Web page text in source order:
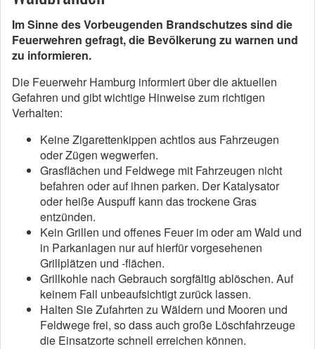
Im Sinne desVorbeugenden Brandschutzes sind die
Feuerwehren gefragt, die Bevölkerung zu warnen und
zu informieren.
Die Feuerwehr Hamburg informiert über die aktuellen
Gefahren und gibt wichtige Hinweise zum richtigen
Verhalten:
Keine Zigarettenkippen achtlos aus Fahrzeugen
oder Zügen wegwerfen.
Grasflächen und Feldwege mit Fahrzeugen nicht
befahren oder auf ihnen parken. Der Katalysator
oder heiße Auspuff kann das trockene Gras
entzünden.
Kein Grillen und offenes Feuer im oder am Wald und
in Parkanlagen nur auf hierfür vorgesehenen
Grillplätzen und -flächen.
Grillkohle nach Gebrauch sorgfältig ablöschen. Auf
keinem Fall unbeaufsichtigt zurück lassen.
Halten Sie Zufahrten zu Wäldern und Mooren und
Feldwege frei, so dass auch große Löschfahrzeuge
die Einsatzorte schnell erreichen können.